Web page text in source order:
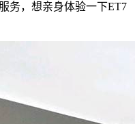
务，想亲身体验一下ET7